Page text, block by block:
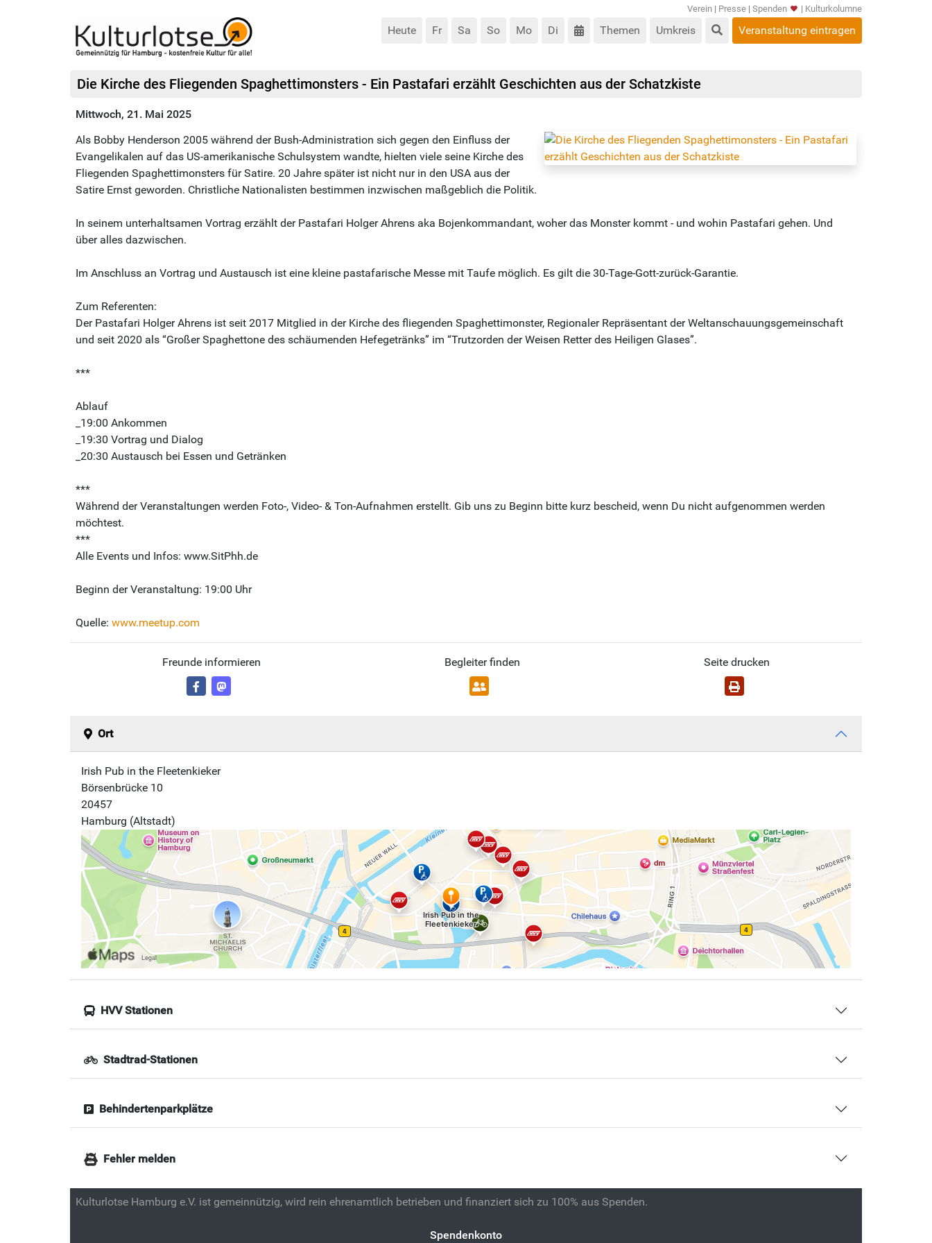
Verein | Presse | Spenden | Kulturkolumne
Heute Fr Sa So Mo Di Themen Umkreis Veranstaltung eintragen
Die Kirche des Fliegenden Spaghettimonsters - Ein Pastafari erzählt Geschichten aus der Schatzkiste
Mittwoch, 21. Mai 2025
Als Bobby Henderson 2005 während der Bush-Administration sich gegen den Einfluss der
Evangelikalen auf das US-amerikanische Schulsystem wandte, hielten viele seine Kirche des
Fliegenden Spaghettimonsters für Satire. 20 Jahre später ist nicht nur in den USA aus der
Satire Ernst geworden. Christliche Nationalisten bestimmen inzwischen maßgeblich die Politik.
In seinem unterhaltsamen Vortrag erzählt der Pastafari Holger Ahrens aka Bojenkommandant, woher das Monster kommt - und wohin Pastafari gehen. Und
über alles dazwischen.
Im Anschluss an Vortrag und Austausch ist eine kleine pastafarische Messe mit Taufe möglich. Es gilt die 30-Tage-Gott-zurück-Garantie.
Zum Referenten:
Der Pastafari Holger Ahrens ist seit 2017 Mitglied in der Kirche des fliegenden Spaghettimonster, Regionaler Repräsentant der Weltanschauungsgemeinschaft
und seit 2020 als “Großer Spaghettone des schäumenden Hefegetränks” im “Trutzorden der Weisen Retter des Heiligen Glases”.
***
Ablauf
_19:00 Ankommen
_19:30 Vortrag und Dialog
_20:30 Austausch bei Essen und Getränken
***
Während der Veranstaltungen werden Foto-, Video- & Ton-Aufnahmen erstellt. Gib uns zu Beginn bitte kurz bescheid, wenn Du nicht aufgenommen werden
möchtest.
***
Alle Events und Infos: www.SitPhh.de
Beginn der Veranstaltung: 19:00 Uhr
Quelle: www.meetup.com
Freunde informieren Begleiter finden Seite drucken
Ort
Irish Pub in the Fleetenkieker
Börsenbrücke 10
20457
Hamburg (Altstadt)
HVV Stationen
Stadtrad-Stationen
Behindertenparkplätze
Fehler melden
Kulturlotse Hamburg e.V. ist gemeinnützig, wird rein ehrenamtlich betrieben und finanziert sich zu 100% aus Spenden.
Spendenkonto